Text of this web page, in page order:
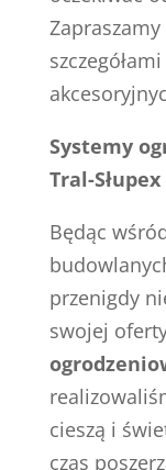
Systemy
Tral-
Będąc
przenigdy
swojej
cieszą i
czas